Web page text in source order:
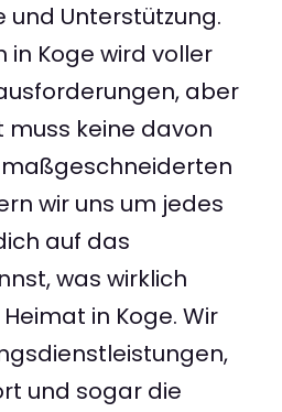
und Unterstützung.
in Koge wird voller
aber
muss keine davon
maßgeschneiderten
wir uns um jedes
auf das
was wirklich
in Koge. Wir
und sogar die